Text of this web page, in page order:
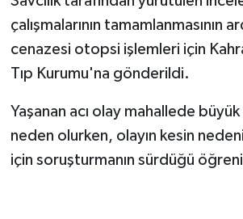
çalışmalarının tamamlanmasının
cenazesi otopsi işlemleri için
Tıp Kurumu'na gönderildi.
Yaşanan acı olay mahallede
neden olurken, olayın kesin
için soruşturmanın sürdüğü
MİZAH
TARİH
Genel